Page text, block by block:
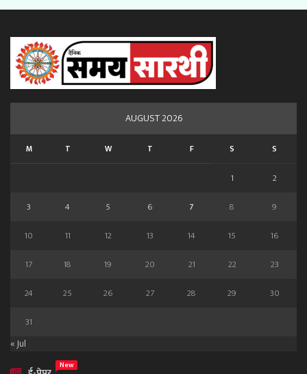
AUGUST 2026
M T W T F S S
1
2
3
4 5 6 7 8
9
10
11 12 13 14 15
16
17
18 19 20 21 22
23
24
25 26 27 28 29
30
31
« Jul
New